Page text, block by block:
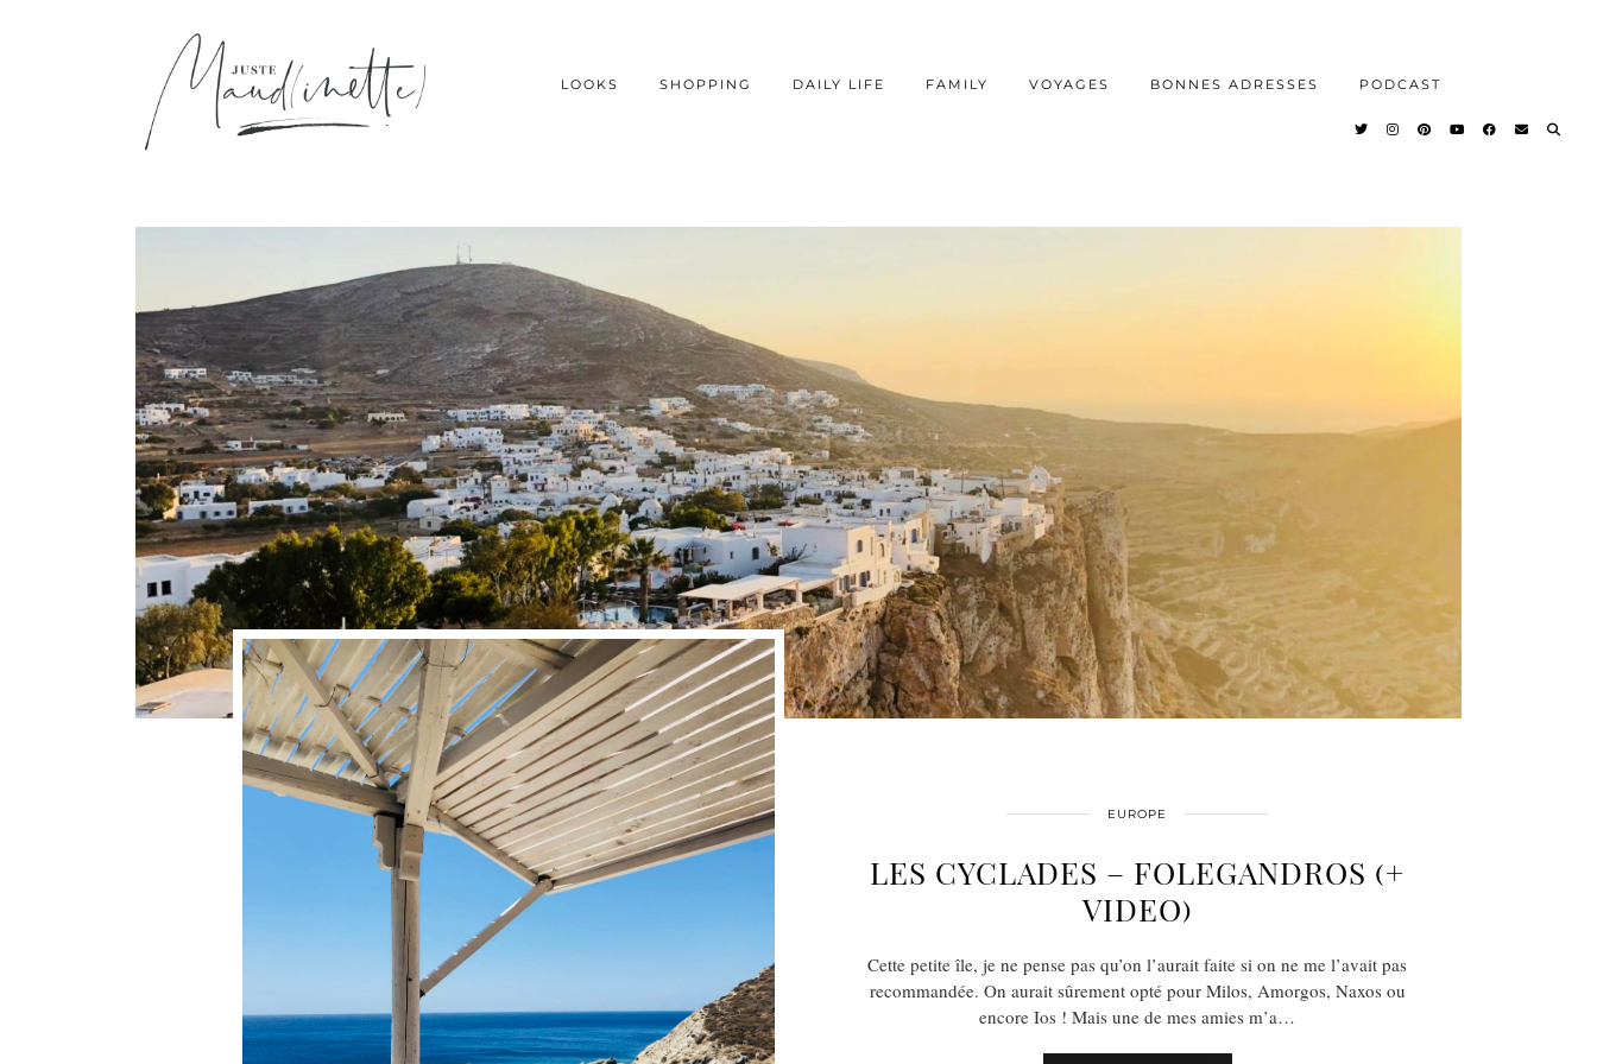
LOOKS SHOPPING DAILY LIFE FAMILY VOYAGES BONNES ADRESSES PODCAST
EUROPE
LES CYCLADES – FOLEGANDROS (+
VIDEO)
Cette petite île, je ne pense pas qu’on l’aurait faite si on ne me l’avait pas
recommandée. On aurait sûrement opté pour Milos, Amorgos, Naxos ou
encore Ios ! Mais une de mes amies m’a…